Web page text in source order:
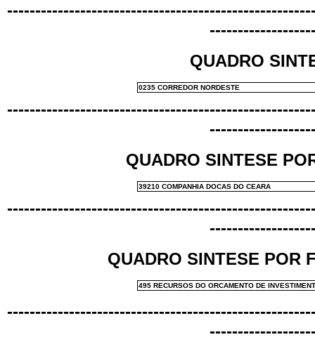
QUADRO
0235 CORREDOR NORDESTE
QUADRO SINTESE
39210 COMPANHIA DOCAS DO CEARA
QUADRO SINTESE POR
495 RECURSOS DO ORCAMENTO DE